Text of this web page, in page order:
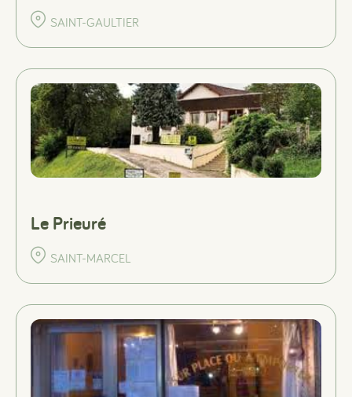
SAINT-GAULTIER
Le Prieuré
SAINT-MARCEL